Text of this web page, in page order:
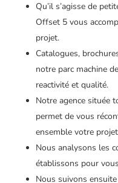
Qu’il s’agisse de
Offset 5 vous
projet.
Catalogues,
notre parc machine
reactivité et qualité.
Notre agence située
permet de vous
ensemble votre
Nous analysons les
établissons pour
Nous suivons